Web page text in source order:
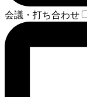
会議・打ち合わせ